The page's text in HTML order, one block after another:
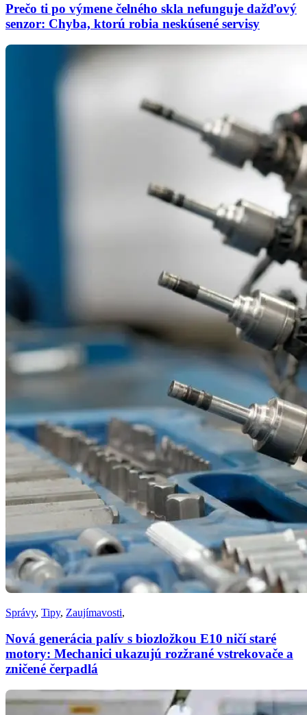
Prečo ti po výmene čelného skla nefunguje dažďový
senzor: Chyba, ktorú robia neskúsené servisy
Správy, Tipy, Zaujímavosti,
Nová generácia palív s biozložkou E10 ničí staré
motory: Mechanici ukazujú rozžrané vstrekovače a
zničené čerpadlá